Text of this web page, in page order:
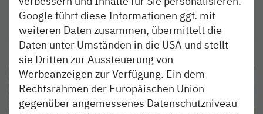
weiterlesen
Google führt diese Informationen ggf. mit
weiteren Daten zusammen, übermittelt die
Daten unter Umständen in die USA und stellt
sie Dritten zur Aussteuerung von
Werbeanzeigen zur Verfügung. Ein dem
Rechtsrahmen der Europäischen Union
gegenüber angemessenes Datenschutzniveau